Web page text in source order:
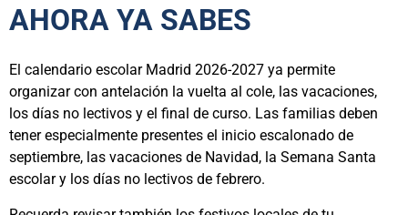
AHORA YA SABES
El calendario escolar Madrid 2026-2027 ya permite
organizar con antelación la vuelta al cole, las vacaciones,
los días no lectivos y el final de curso. Las familias deben
tener especialmente presentes el inicio escalonado de
septiembre, las vacaciones de Navidad, la Semana Santa
escolar y los días no lectivos de febrero.